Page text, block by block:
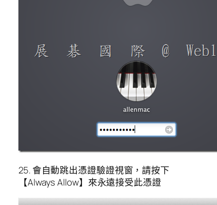
25. 會自動跳出憑證驗證視窗，請按下
【Always Allow】來永遠接受此憑證